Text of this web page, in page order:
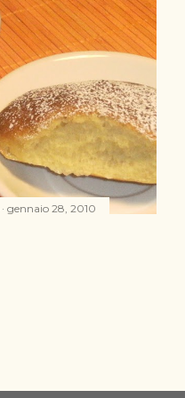
gennaio 28, 2010